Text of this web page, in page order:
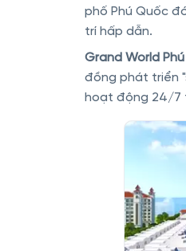
phố Phú Quốc
trí hấp dẫn.
Grand World
đồng phát triển
hoạt động 24/7